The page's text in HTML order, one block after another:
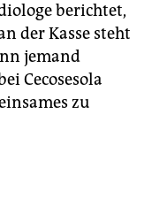
berichtet,
der Kasse steht
jemand
Cecosesola
zu